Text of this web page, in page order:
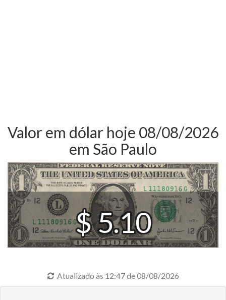
Valor em dólar hoje 08/08/2026
em São Paulo
$ 5.10
Atualizado às 12:47 de 08/08/2026